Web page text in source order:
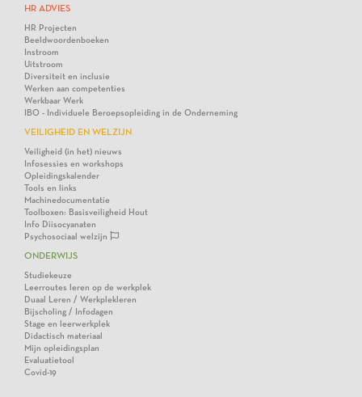
HR ADVIES
HR Projecten
Beeldwoordenboeken
Instroom
Uitstroom
Diversiteit en inclusie
Werken aan competenties
Werkbaar Werk
IBO - Individuele Beroepsopleiding in de Onderneming
VEILIGHEID EN WELZIJN
Veiligheid (in het) nieuws
Infosessies en workshops
Opleidingskalender
Tools en links
Machinedocumentatie
Toolboxen: Basisveiligheid Hout
Info Diisocyanaten
Psychosociaal welzijn
ONDERWIJS
Studiekeuze
Leerroutes leren op de werkplek
Duaal Leren / Werkplekleren
Bijscholing / Infodagen
Stage en leerwerkplek
Didactisch materiaal
Mijn opleidingsplan
Evaluatietool
Covid-19